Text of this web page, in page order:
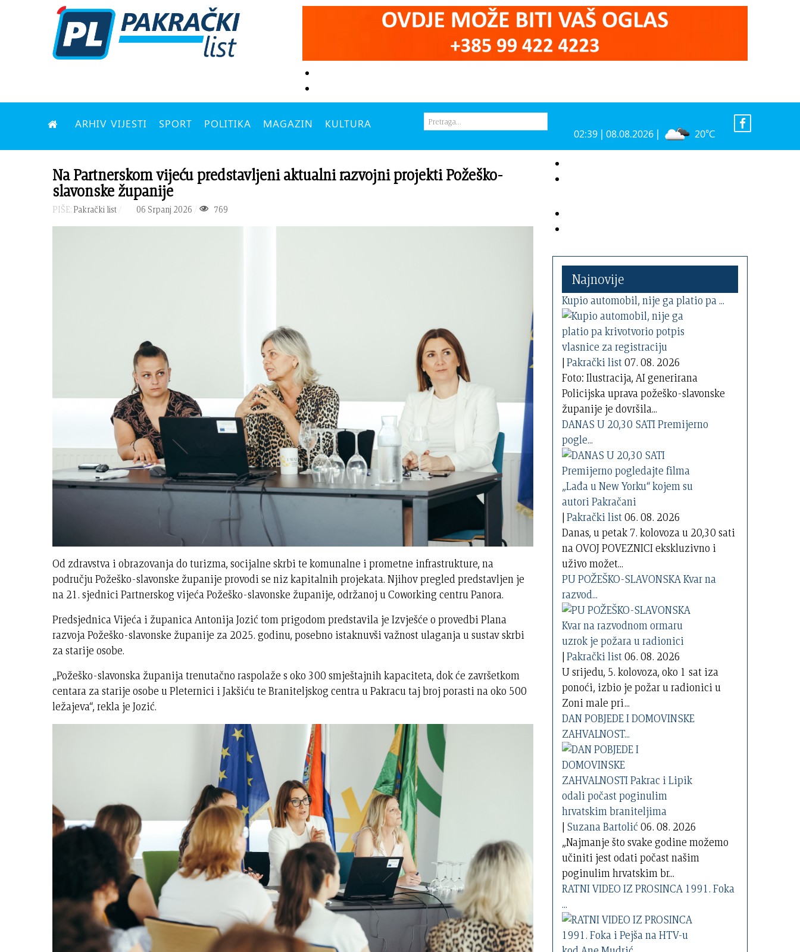
ARHIV VIJESTI SPORT POLITIKA MAGAZIN KULTURA
02:39 | 08.08.2026 | 20°C
Na Partnerskom vijeću predstavljeni aktualni razvojni projekti Požeško-
slavonske županije
PIŠE: Pakrački list 06 Srpanj 2026 769
Od zdravstva i obrazovanja do turizma, socijalne skrbi te komunalne i prometne infrastrukture, na
području Požeško-slavonske županije provodi se niz kapitalnih projekata. Njihov pregled predstavljen je
na 21. sjednici Partnerskog vijeća Požeško-slavonske županije, održanoj u Coworking centru Panora.
Predsjednica Vijeća i županica Antonija Jozić tom prigodom predstavila je Izvješće o provedbi Plana
razvoja Požeško-slavonske županije za 2025. godinu, posebno istaknuvši važnost ulaganja u sustav skrbi
za starije osobe.
„Požeško-slavonska županija trenutačno raspolaže s oko 300 smještajnih kapaciteta, dok će završetkom
centara za starije osobe u Pleternici i Jakšiću te Braniteljskog centra u Pakracu taj broj porasti na oko 500
ležajeva“, rekla je Jozić.
Najnovije
Kupio automobil, nije ga platio pa ...
|Pakrački list07. 08. 2026
Foto: Ilustracija, AI generirana
Policijska uprava požeško-slavonske
županije je dovršila...
DANAS U 20,30 SATI Premijerno
pogle...
|Pakrački list06. 08. 2026
Danas, u petak 7. kolovoza u 20,30 sati
na OVOJ POVEZNICI ekskluzivno i
uživo možet...
PU POŽEŠKO-SLAVONSKA Kvar na
razvod...
|Pakrački list06. 08. 2026
U srijedu, 5. kolovoza, oko 1 sat iza
ponoći, izbio je požar u radionici u
Zoni male pri...
DAN POBJEDE I DOMOVINSKE
ZAHVALNOST...
| Suzana Bartolić 06. 08. 2026
„Najmanje što svake godine možemo
učiniti jest odati počast našim
poginulim hrvatskim br...
RATNI VIDEO IZ PROSINCA 1991. Foka
...